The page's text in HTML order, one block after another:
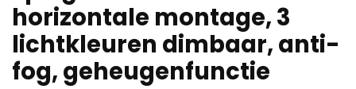
horizontale montage, 3
lichtkleuren dimbaar, anti-
fog, geheugenfunctie